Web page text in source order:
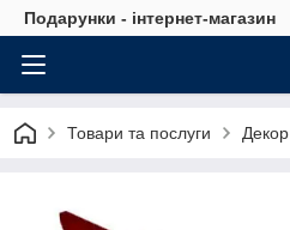
Подарунки - інтернет-магазин
Товари та послуги Декор